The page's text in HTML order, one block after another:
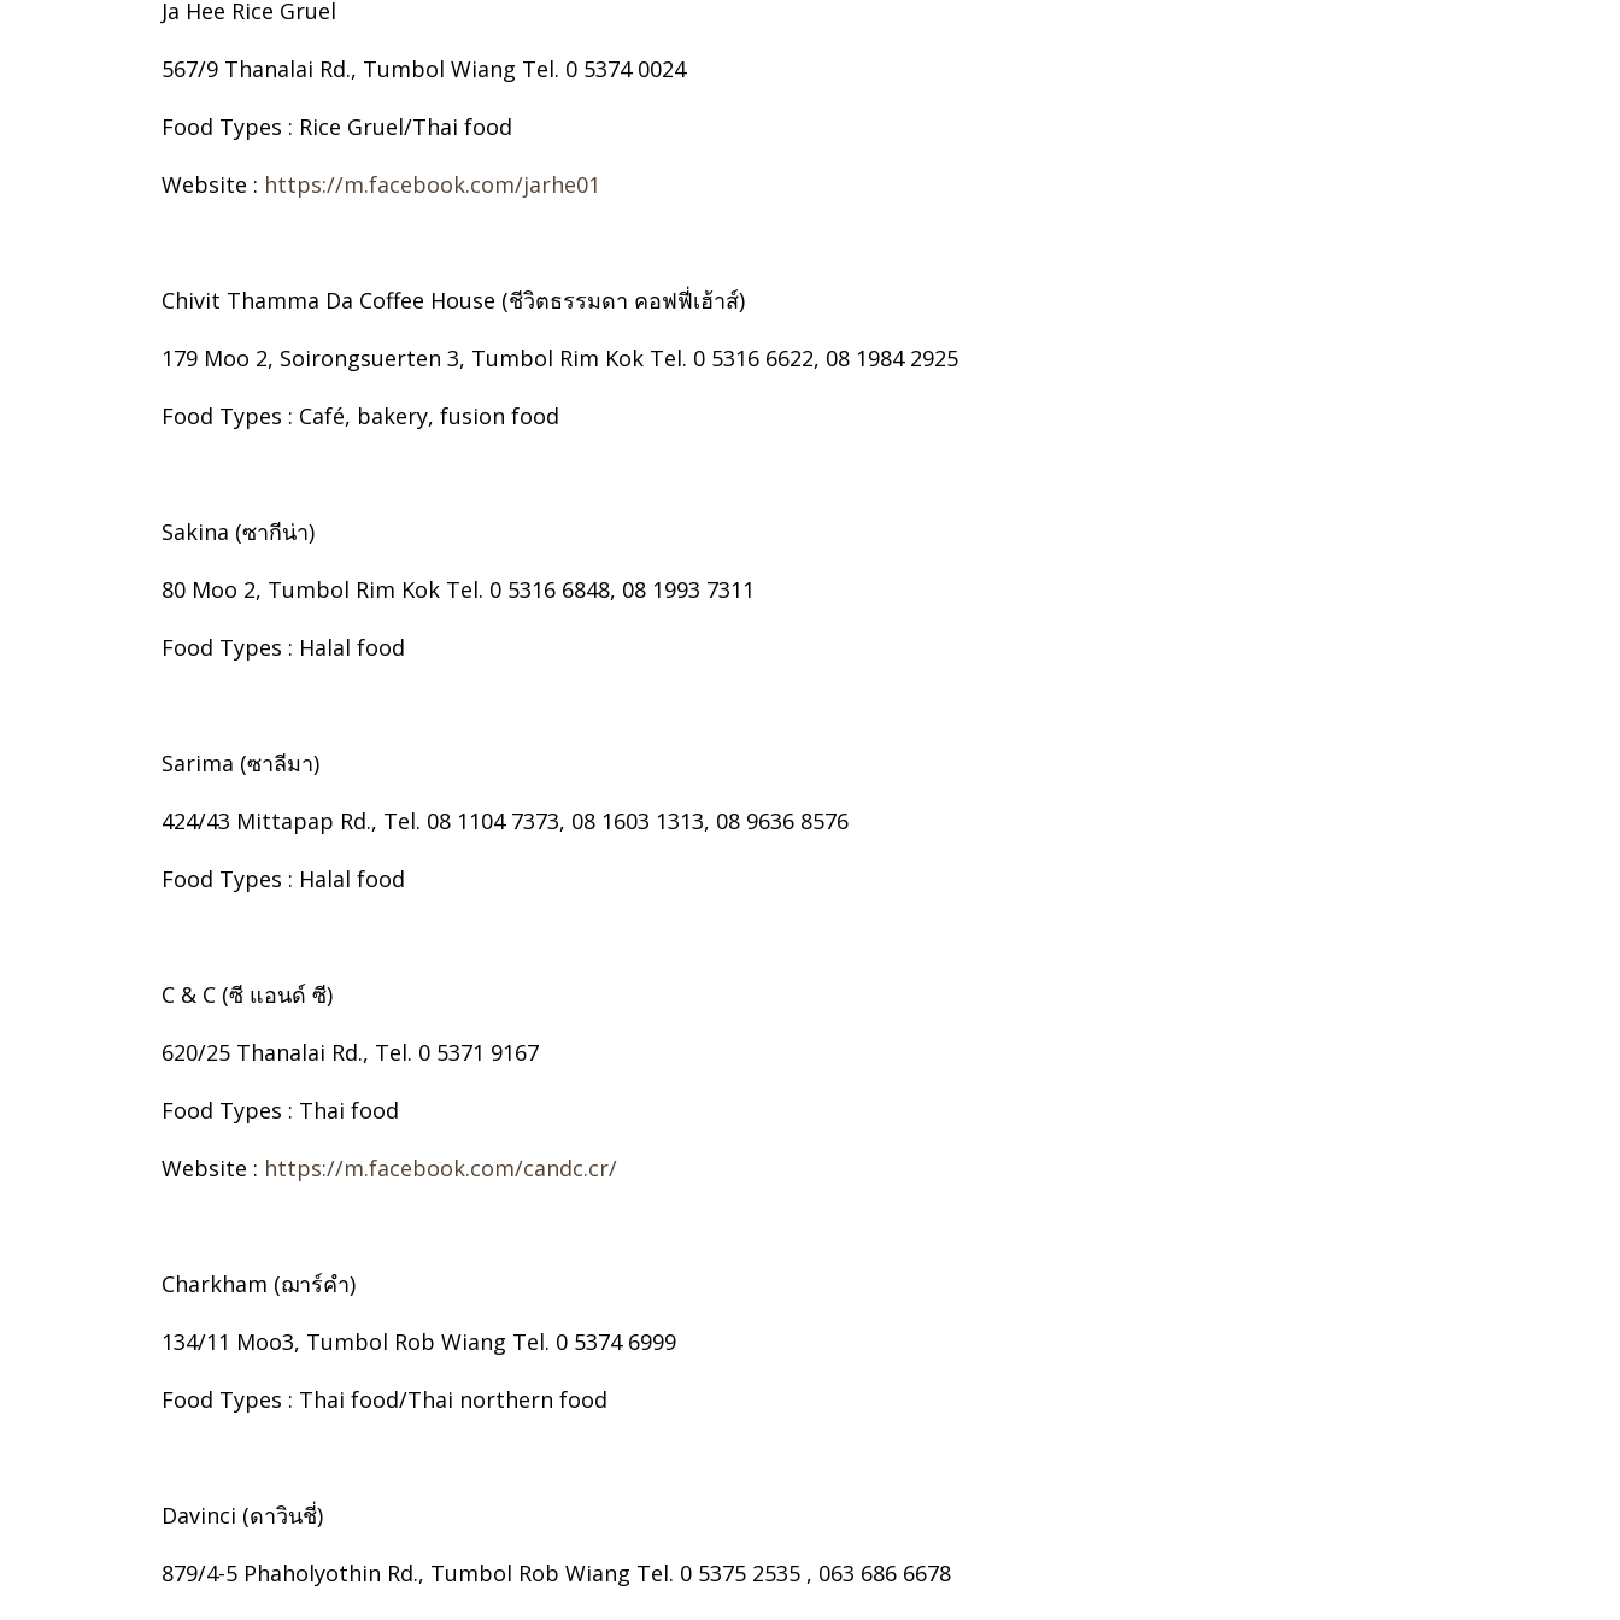
Ja Hee Rice Gruel
567/9 Thanalai Rd., Tumbol Wiang Tel. 0 5374 0024
Food Types : Rice Gruel/Thai food
Website : https://m.facebook.com/jarhe01
Chivit Thamma Da Coffee House (ชีวิตธรรมดา คอฟฟี่เฮ้าส์)
179 Moo 2, Soirongsuerten 3, Tumbol Rim Kok Tel. 0 5316 6622, 08 1984 2925
Food Types : Café, bakery, fusion food
Sakina (ซากีน่า)
80 Moo 2, Tumbol Rim Kok Tel. 0 5316 6848, 08 1993 7311
Food Types : Halal food
Sarima (ซาลีมา)
424/43 Mittapap Rd., Tel. 08 1104 7373, 08 1603 1313, 08 9636 8576
Food Types : Halal food
C & C (ซี แอนด์ ซี)
620/25 Thanalai Rd., Tel. 0 5371 9167
Food Types : Thai food
Website : https://m.facebook.com/candc.cr/
Charkham (ฌาร์คำ)
134/11 Moo3, Tumbol Rob Wiang Tel. 0 5374 6999
Food Types : Thai food/Thai northern food
Davinci (ดาวินชี่)
879/4-5 Phaholyothin Rd., Tumbol Rob Wiang Tel. 0 5375 2535 , 063 686 6678